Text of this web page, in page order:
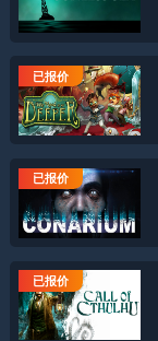
已报价
已报价
已报价